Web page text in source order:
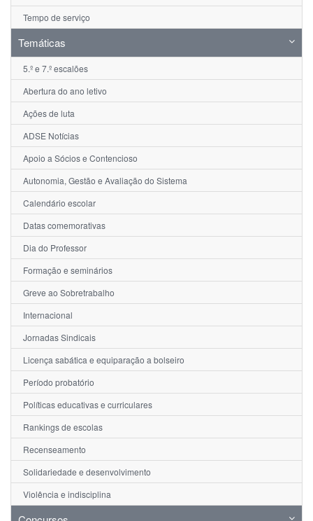
Tempo de serviço
Temáticas
5.º e 7.º escalões
Abertura do ano letivo
Ações de luta
ADSE Notícias
Apoio a Sócios e Contencioso
Autonomia, Gestão e Avaliação do Sistema
Calendário escolar
Datas comemorativas
Dia do Professor
Formação e seminários
Greve ao Sobretrabalho
Internacional
Jornadas Sindicais
Licença sabática e equiparação a bolseiro
Período probatório
Políticas educativas e curriculares
Rankings de escolas
Recenseamento
Solidariedade e desenvolvimento
Violência e indisciplina